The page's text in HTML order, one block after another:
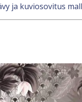
ja kuviosovitus